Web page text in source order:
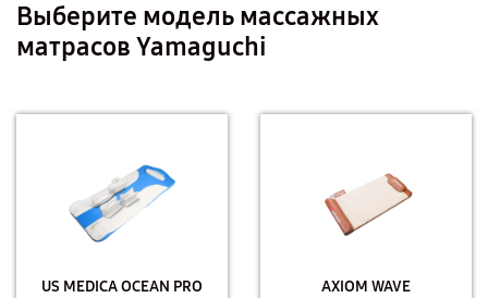
Выберите модель массажных
матрасов Yamaguchi
US MEDICA OCEAN PRO AXIOM WAVE